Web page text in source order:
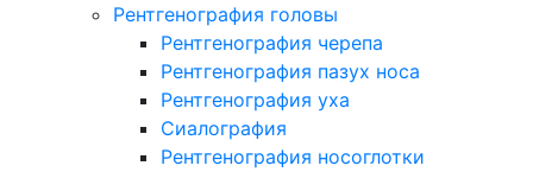
Рентгенография головы
Рентгенография черепа
Рентгенография пазух носа
Рентгенография уха
Сиалография
Рентгенография носоглотки